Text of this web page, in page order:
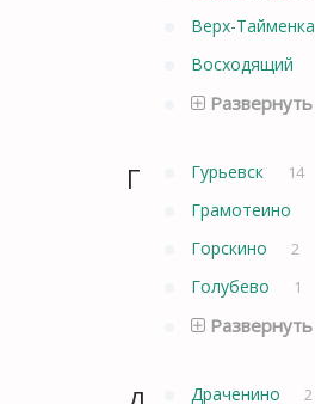
Верх-Тайменка
Восходящий
Развернуть
Г Гурьевск 14
Грамотеино
Горскино 2
Голубево 1
Развернуть
Драченино 2